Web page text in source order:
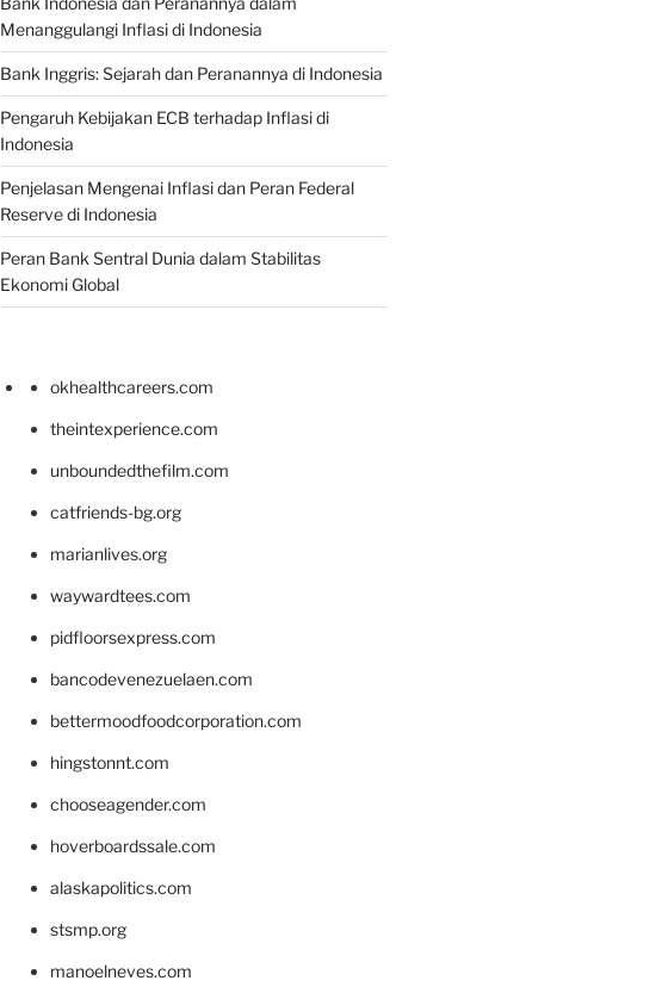
Menanggulangi Inflasi di Indonesia
Bank Inggris: Sejarah dan Peranannya di Indonesia
Pengaruh Kebijakan ECB terhadap Inflasi di
Indonesia
Penjelasan Mengenai Inflasi dan Peran Federal
Reserve di Indonesia
Peran Bank Sentral Dunia dalam Stabilitas
Ekonomi Global
okhealthcareers.com
theintexperience.com
unboundedthefilm.com
catfriends-bg.org
marianlives.org
waywardtees.com
pidfloorsexpress.com
bancodevenezuelaen.com
bettermoodfoodcorporation.com
hingstonnt.com
chooseagender.com
hoverboardssale.com
alaskapolitics.com
stsmp.org
manoelneves.com